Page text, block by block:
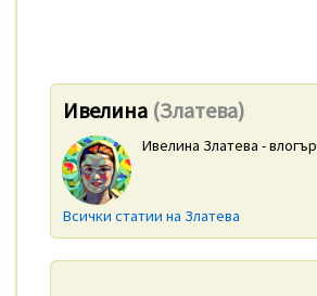
Ивелина (Златева)
Ивелина Златева - влогър
Всички статии на Златева